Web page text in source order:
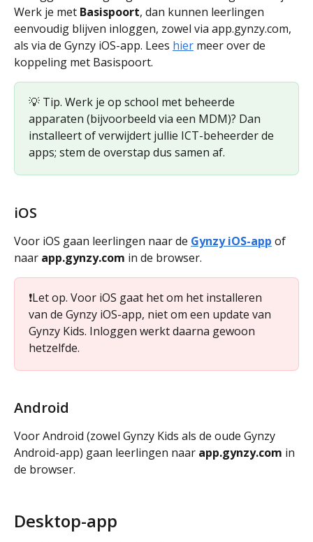
Werk je met Basispoort, dan kunnen leerlingen
eenvoudig blijven inloggen, zowel via app.gynzy.com,
als via de Gynzy iOS-app. Lees hier meer over de
koppeling met Basispoort.
💡 Tip. Werk je op school met beheerde
apparaten (bijvoorbeeld via een MDM)? Dan
installeert of verwijdert jullie ICT-beheerder de
apps; stem de overstap dus samen af.
iOS
Voor iOS gaan leerlingen naar de Gynzy iOS-app of
naar app.gynzy.com in de browser.
❗️Let op. Voor iOS gaat het om het installeren
van de Gynzy iOS-app, niet om een update van
Gynzy Kids. Inloggen werkt daarna gewoon
hetzelfde.
Android
Voor Android (zowel Gynzy Kids als de oude Gynzy
Android-app) gaan leerlingen naar app.gynzy.com in
de browser.
Desktop-app